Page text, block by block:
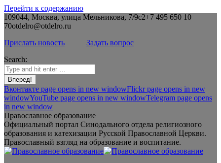
Перейти к содержанию
109044, Москва, улица Мельникова, 7/9с2+7 495 650 10
70otdelro@otdelro.ru
Прислать новость
Задать вопрос
Search:
Вконтакте page opens in new windowFlickr page opens in new
windowYouTube page opens in new windowTelegram page opens
in new window
Православное образование
Официальный портал Синодального отдела религиозного
образования и катехизации Русской Православной Церкви.
Православный взгляд на образование и воспитание.